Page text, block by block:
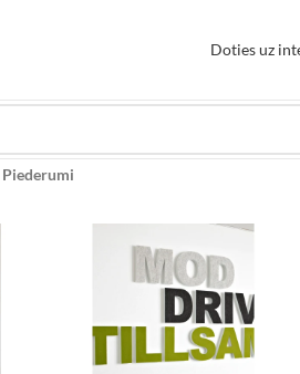
Doties uz
Piederumi